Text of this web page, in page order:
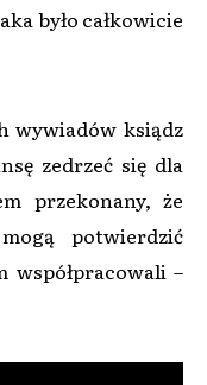
było całkowicie
wywiadów ksiądz
zedrzeć się dla
przekonany, że
potwierdzić
–